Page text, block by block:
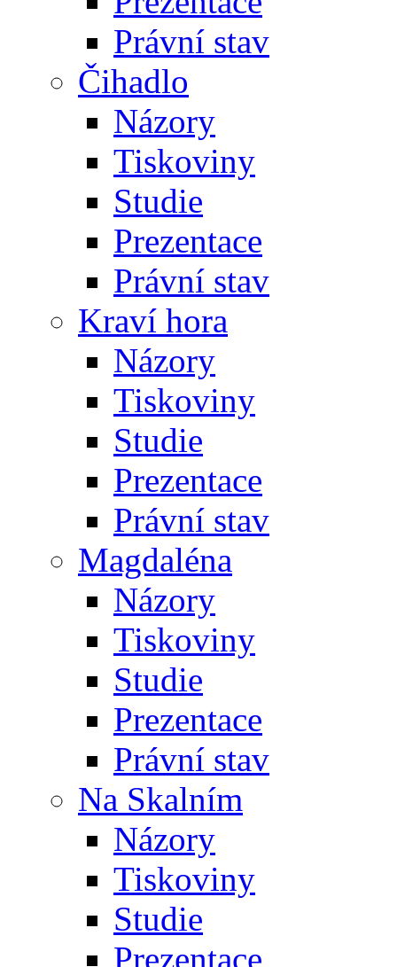
Právní stav
Čihadlo
Názory
Tiskoviny
Studie
Prezentace
Právní stav
Kraví hora
Názory
Tiskoviny
Studie
Prezentace
Právní stav
Magdaléna
Názory
Tiskoviny
Studie
Prezentace
Právní stav
Na Skalním
Názory
Tiskoviny
Studie
Prezentace